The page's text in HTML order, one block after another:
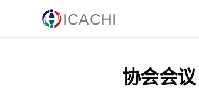
Skip to content
协会会议